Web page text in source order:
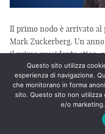
Il primo nodo è arrivato
Mark Zuckerberg. Un
il primo presidente etico-
Leggi Tutto
JUVENTUS F. C.
RIMASTO A
Questo sito utilizza
esperienza di navigazione.
che monitorano in forma
sito. Questo sito non utilizza
e/o marketing.